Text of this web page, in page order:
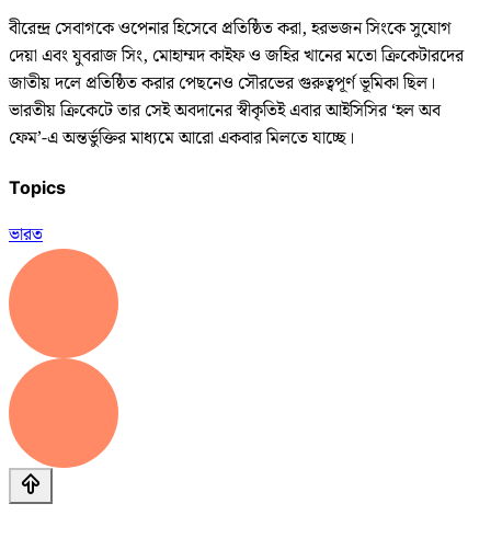
বীরেন্দ্র সেবাগকে ওপেনার হিসেবে প্রতিষ্ঠিত করা, হরভজন সিংকে সুযোগ
দেয়া এবং যুবরাজ সিং, মোহাম্মদ কাইফ ও জহির খানের মতো ক্রিকেটারদের
জাতীয় দলে প্রতিষ্ঠিত করার পেছনেও সৌরভের গুরুত্বপূর্ণ ভূমিকা ছিল।
ভারতীয় ক্রিকেটে তার সেই অবদানের স্বীকৃতিই এবার আইসিসির ‘হল অব
ফেম’-এ অন্তর্ভুক্তির মাধ্যমে আরো একবার মিলতে যাচ্ছে।
Topics
ভারত